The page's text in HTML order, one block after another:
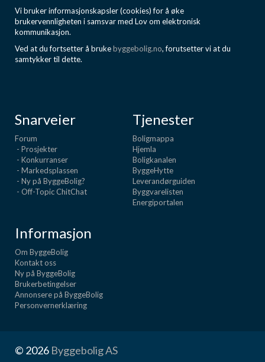
Vi bruker informasjonskapsler (cookies) for å øke
brukervennligheten i samsvar med Lov om elektronisk
kommunikasjon.
Ved at du fortsetter å brukebyggebolig.no, forutsetter vi at du
samtykker til dette.
Snarveier
Forum
- Prosjekter
- Konkurranser
- Markedsplassen
- Ny på ByggeBolig?
- Off-Topic ChitChat
Tjenester
Boligmappa
Hjemla
Boligkanalen
ByggeHytte
Leverandørguiden
Byggvarelisten
Energiportalen
Informasjon
Om ByggeBolig
Kontakt oss
Ny på ByggeBolig
Brukerbetingelser
Annonsere på ByggeBolig
Personvernerklæring
© 2026 Byggebolig AS